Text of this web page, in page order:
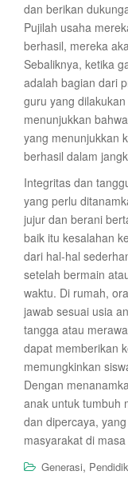
dan berikan
Pujilah usaha
berhasil, mereka
Sebaliknya, ketika
adalah bagian dari
guru yang
menunjukkan
yang menunjukkan
berhasil dalam
Integritas dan
yang perlu
jujur dan berani
baik itu kesalahan
dari hal-hal
setelah bermain
waktu. Di rumah,
jawab sesuai usia
tangga atau
dapat memberikan
memungkinkan
Dengan
anak untuk tumbuh
dan dipercaya,
masyarakat di
Generasi,